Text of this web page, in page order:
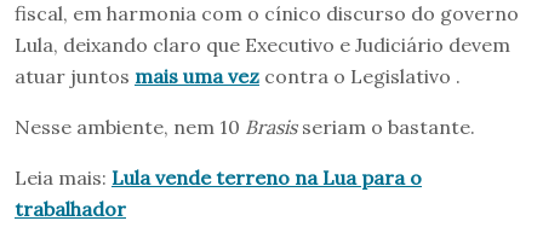
fiscal, em harmonia com o cínico discurso do governo
Lula, deixando claro que Executivo e Judiciário devem
atuar juntos mais uma vez contra o Legislativo .
Nesse ambiente, nem 10 Brasisseriam o bastante.
Leia mais: Lula vende terreno na Lua para o
trabalhador